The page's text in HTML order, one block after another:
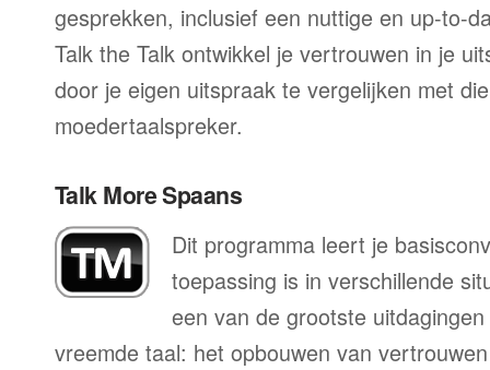
gesprekken, inclusief een nuttige en up-to-
Talk the Talk ontwikkel je vertrouwen in je
door je eigen uitspraak te vergelijken met
moedertaalspreker.
Talk More Spaans
Dit programma leert je
toepassing is in verschillende
een van de grootste
vreemde taal: het opbouwen van